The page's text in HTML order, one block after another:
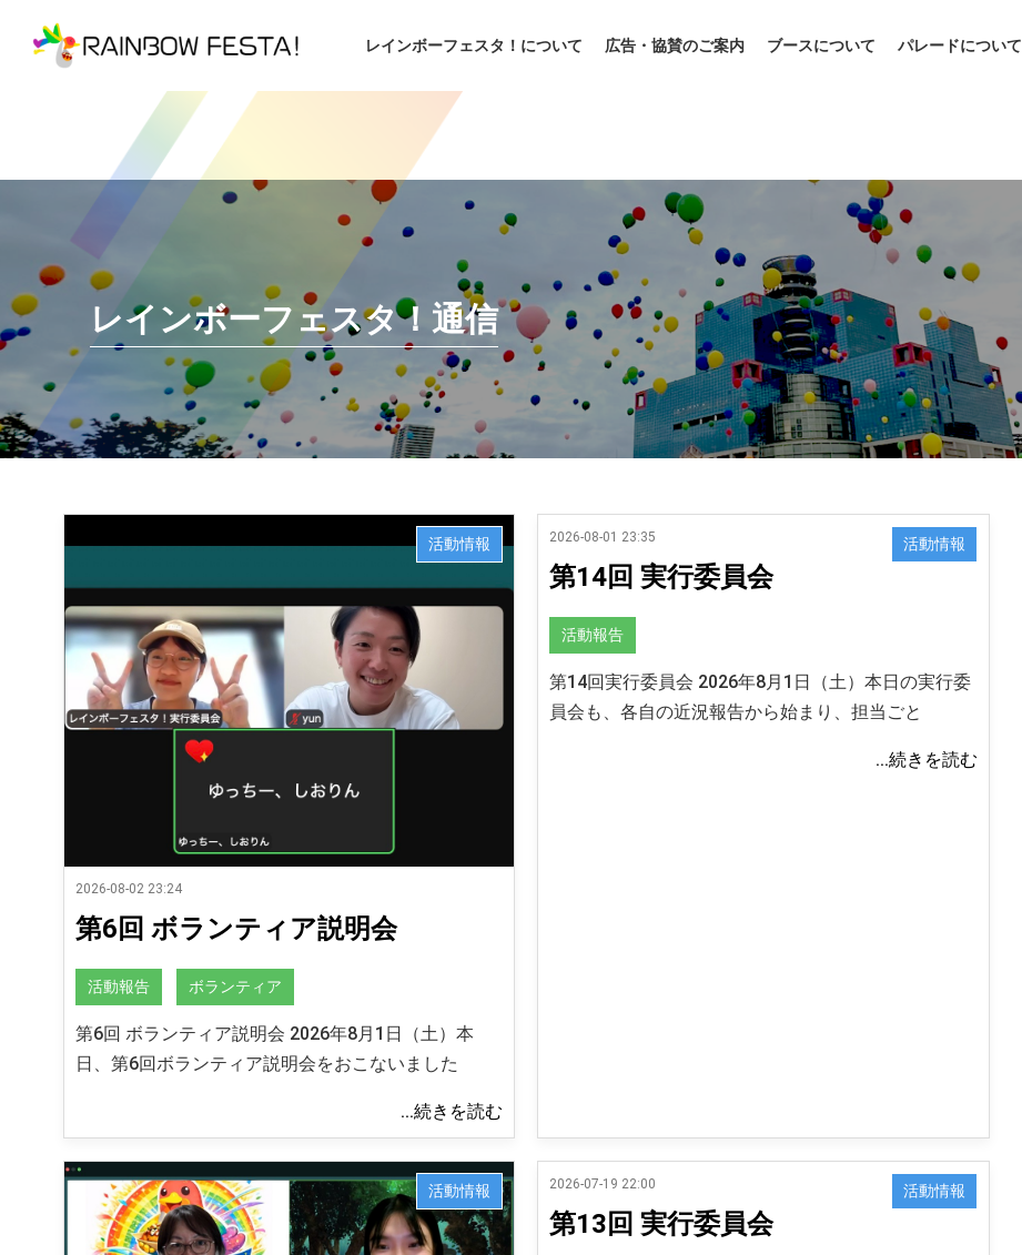
レインボーフェスタ！について 広告・協賛のご案内 ブースについて パレードについて
レインボーフェスタ！通信
2026-08-02 23:24
第6回 ボランティア説明会
活動情報
活動報告 ボランティア
第6回 ボランティア説明会 2026年8月1日（土）本
日、第6回ボランティア説明会をおこないました
...続きを読む
2026-08-01 23:35
第14回 実行委員会
活動情報
活動報告
第14回実行委員会 2026年8月1日（土）本日の実行委
員会も、各自の近況報告から始まり、担当ごと
...続きを読む
活動情報 2026-07-19 22:00
第13回 実行委員会
活動情報